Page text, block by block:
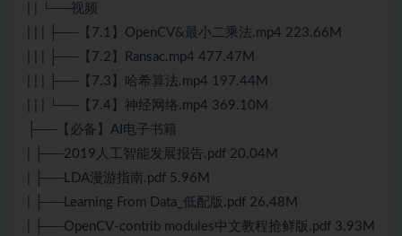
| | └──视频
| | | ├──【7.1】OpenCV&最小二乘法.mp4 223.66M
| | | ├──【7.2】Ransac.mp4 477.47M
| | | ├──【7.3】哈希算法.mp4 197.44M
| | | └──【7.4】神经网络.mp4 369.10M
├──【必备】AI电子书籍
| ├──2019人工智能发展报告.pdf 20.04M
| ├──LDA漫游指南.pdf 5.96M
| ├──Learning From Data_低配版.pdf 26.48M
| ├──OpenCV-contrib modules中文教程抢鲜版.pdf 3.93M